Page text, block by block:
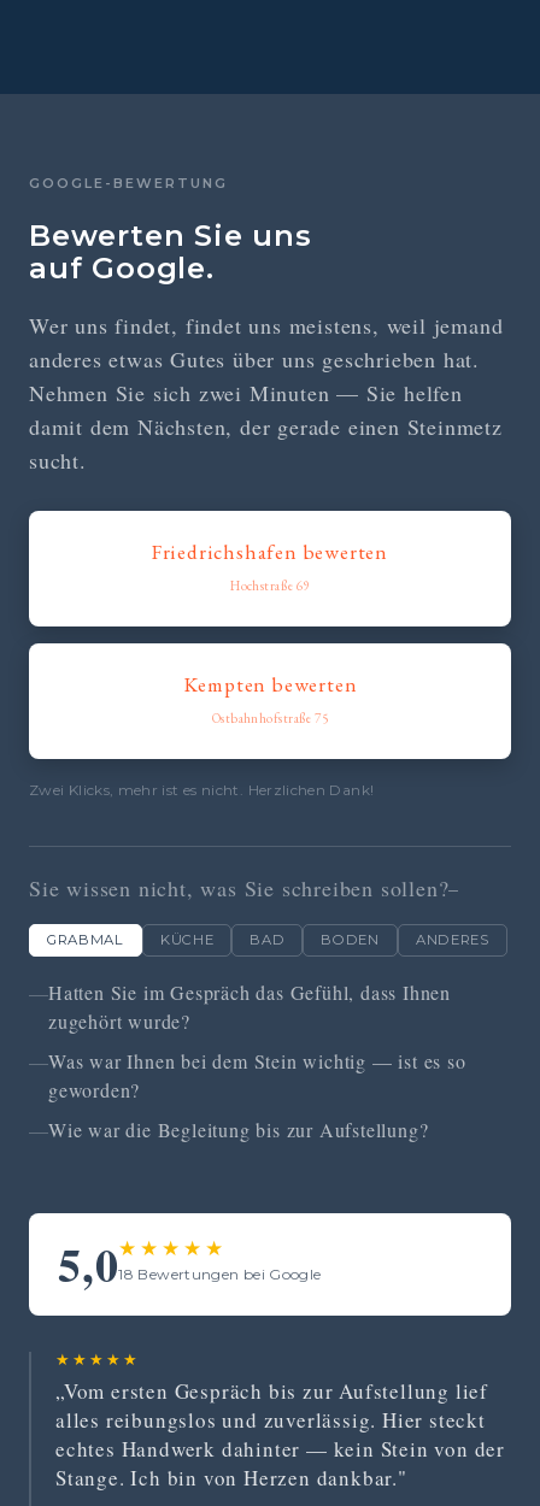
GOOGLE-BEWERTUNG
Bewerten Sie uns
auf Google.
Wer uns findet, findet uns meistens, weil jemand
anderes etwas Gutes über uns geschrieben hat.
Nehmen Sie sich zwei Minuten — Sie helfen
damit dem Nächsten, der gerade einen Steinmetz
sucht.
Friedrichshafen bewerten
Hochstraße 69
Kempten bewerten
Ostbahnhofstraße 75
Zwei Klicks, mehr ist es nicht. Herzlichen Dank!
Sie wissen nicht, was Sie schreiben sollen?
GRABMAL KÜCHE BAD BODEN ANDERES
Hatten Sie im Gespräch das Gefühl, dass Ihnen
zugehört wurde?
Was war Ihnen bei dem Stein wichtig — ist es so
geworden?
Wie war die Begleitung bis zur Aufstellung?
5,0★★★★★
18 Bewertungen bei Google
★★★★★
„Vom ersten Gespräch bis zur Aufstellung lief
alles reibungslos und zuverlässig. Hier steckt
echtes Handwerk dahinter — kein Stein von der
Stange. Ich bin von Herzen dankbar."